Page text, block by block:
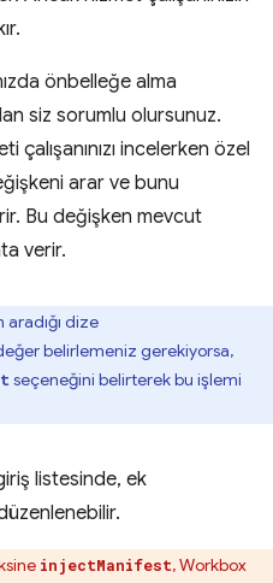
önbelleğe alma
siz sorumlu olursunuz.
çalışanınızı incelerken özel
arar ve bunu
Bu değişken mevcut
verir.
aradığı dize
belirlemeniz gerekiyorsa,
seçeneğini belirterek bu işlemi
listesinde, ek
injectManifest, Workbox